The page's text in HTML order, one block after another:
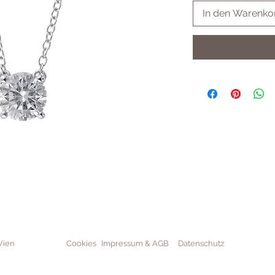
In den
Cookies Impressum & AGB Datenschutz